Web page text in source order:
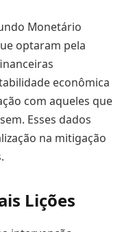
Monetário
optaram pela
econômica
com aqueles que
Esses dados
na mitigação
Lições